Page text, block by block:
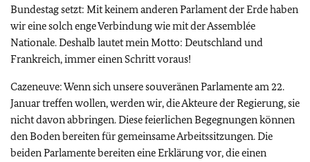
Bundestag setzt: Mit keinem anderen Parlament der Erde haben
wir eine solch enge Verbindung wie mit der Assemblée
Nationale. Deshalb lautet mein Motto: Deutschland und
Frankreich, immer einen Schritt voraus!
Cazeneuve: Wenn sich unsere souveränen Parlamente am 22.
Januar treffen wollen, werden wir, die Akteure der Regierung, sie
nicht davon abbringen. Diese feierlichen Begegnungen können
den Boden bereiten für gemeinsame Arbeitssitzungen. Die
beiden Parlamente bereiten eine Erklärung vor, die einen